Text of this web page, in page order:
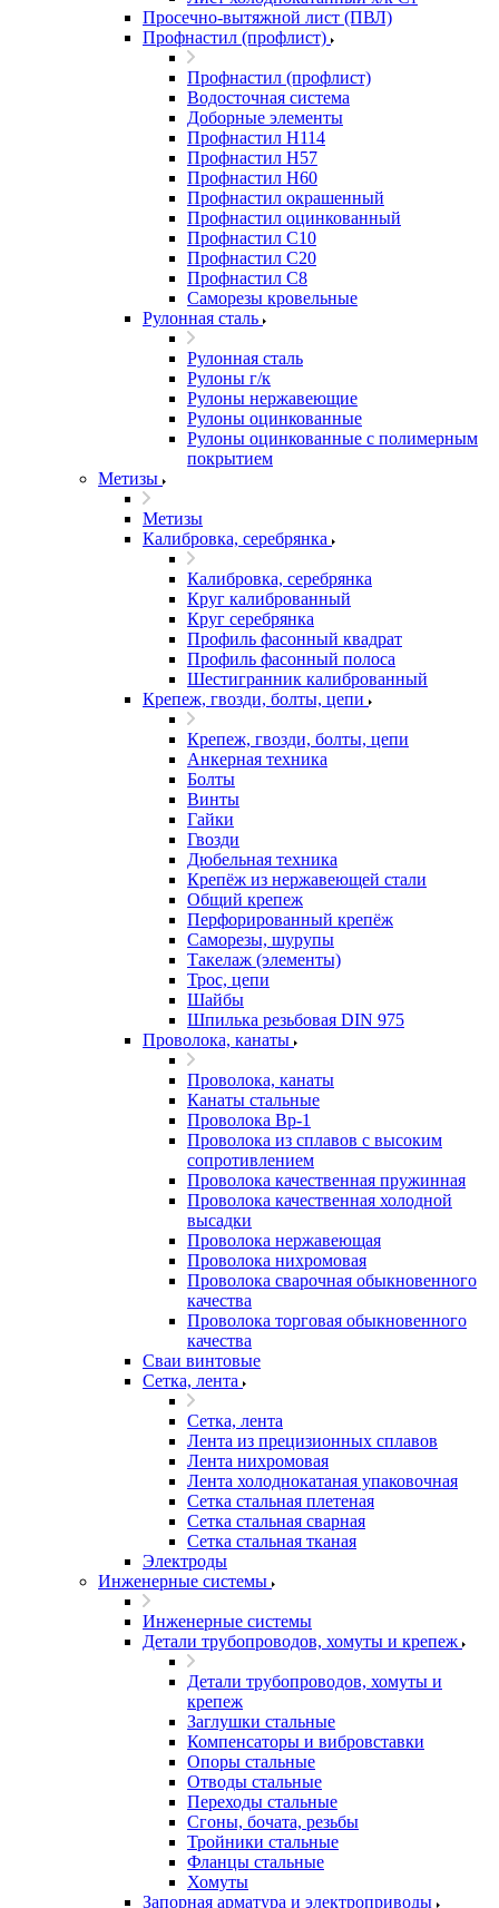
Просечно-вытяжной лист (ПВЛ)
Профнастил (профлист)
Профнастил (профлист)
Водосточная система
Доборные элементы
Профнастил Н114
Профнастил Н57
Профнастил Н60
Профнастил окрашенный
Профнастил оцинкованный
Профнастил С10
Профнастил С20
Профнастил С8
Саморезы кровельные
Рулонная сталь
Рулонная сталь
Рулоны г/к
Рулоны нержавеющие
Рулоны оцинкованные
Рулоны оцинкованные с полимерным
покрытием
Метизы
Метизы
Калибровка, серебрянка
Калибровка, серебрянка
Круг калиброванный
Круг серебрянка
Профиль фасонный квадрат
Профиль фасонный полоса
Шестигранник калиброванный
Крепеж, гвозди, болты, цепи
Крепеж, гвозди, болты, цепи
Анкерная техника
Болты
Винты
Гайки
Гвозди
Дюбельная техника
Крепёж из нержавеющей стали
Общий крепеж
Перфорированный крепёж
Саморезы, шурупы
Такелаж (элементы)
Трос, цепи
Шайбы
Шпилька резьбовая DIN 975
Проволока, канаты
Проволока, канаты
Канаты стальные
Проволока Вр-1
Проволока из сплавов с высоким
сопротивлением
Проволока качественная пружинная
Проволока качественная холодной
высадки
Проволока нержавеющая
Проволока нихромовая
Проволока сварочная обыкновенного
качества
Проволока торговая обыкновенного
качества
Сваи винтовые
Сетка, лента
Сетка, лента
Лента из прецизионных сплавов
Лента нихромовая
Лента холоднокатаная упаковочная
Сетка стальная плетеная
Сетка стальная сварная
Сетка стальная тканая
Электроды
Инженерные системы
Инженерные системы
Детали трубопроводов, хомуты и крепеж
Детали трубопроводов, хомуты и
крепеж
Заглушки стальные
Компенсаторы и вибровставки
Опоры стальные
Отводы стальные
Переходы стальные
Сгоны, бочата, резьбы
Тройники стальные
Фланцы стальные
Хомуты
Запорная арматура и электроприводы